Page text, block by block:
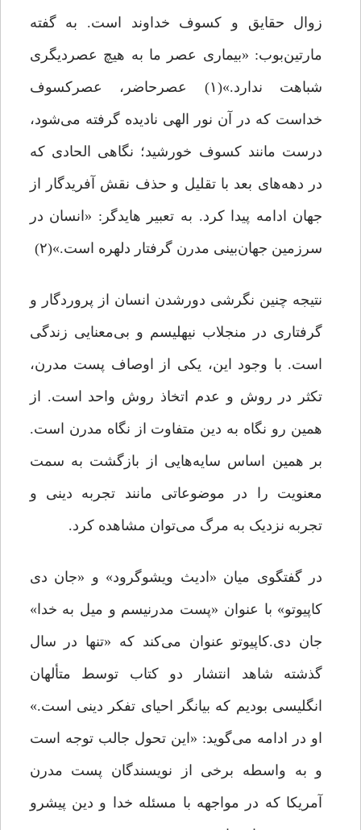
زوال حقایق و کسوف خداوند است. به گفته
مارتین‌بوب: «بیماری عصر ما به هیچ عصردیگری
شباهت ندارد.»(۱) عصرحاضر، عصرکسوف
خداست که در آن نور الهی نادیده گرفته می‌شود،
درست مانند کسوف خورشید؛ نگاهی الحادی که
در دهه‌های بعد با تقلیل و حذف نقش آفریدگار از
جهان ادامه پیدا کرد. به تعبیر هایدگر: «انسان در
سرزمین جهان‌بینی مدرن گرفتار دلهره است.»(۲)
نتیجه چنین نگرشی دورشدن انسان از پروردگار و
گرفتاری در منجلاب نیهلیسم و بی‌معنایی زندگی
است. با وجود این، یکی از اوصاف پست مدرن،
تکثر در روش و عدم اتخاذ روش واحد است. از
همین رو نگاه به دین متفاوت از نگاه مدرن است.
بر همین اساس سایه‌هایی از بازگشت به سمت
معنویت را در موضوعاتی مانند تجربه دینی و
تجربه نزدیک به مرگ می‌توان مشاهده کرد.
در گفتگوی میان «ادیث ویشوگرود» و «جان دی
کاپیوتو» با عنوان «پست مدرنیسم و میل به خدا»
جان دی.کاپیوتو عنوان می‌کند که «تنها در سال
گذشته شاهد انتشار دو کتاب توسط متألهان
انگلیسی بودیم که بیانگر احیای تفکر دینی است.»
او در ادامه می‌گوید: «این تحول جالب توجه است
و به واسطه برخی از نویسندگان پست مدرن
آمریکا که در مواجهه با مسئله خدا و دین پیشرو